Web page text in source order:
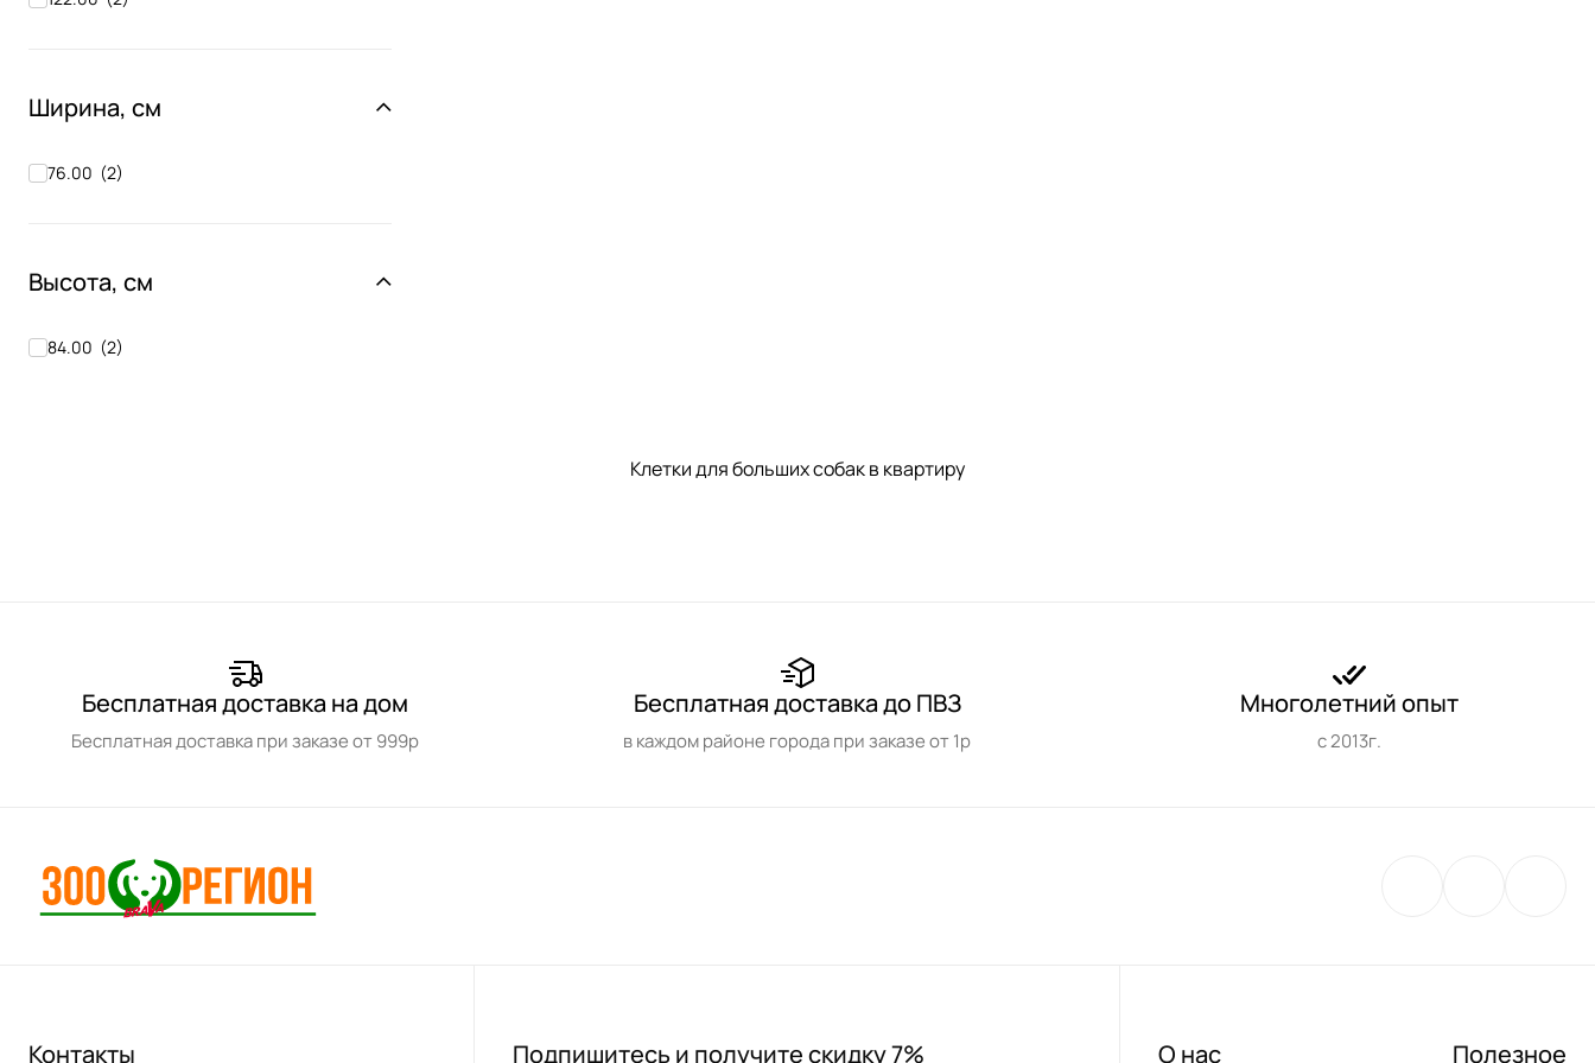
Ширина, см
76.00 (2)
Высота, см
84.00 (2)
Клетки для больших собак в квартиру
Бесплатная доставка на дом
Бесплатная доставка при заказе от 999р
Бесплатная доставка до ПВЗ
в каждом районе города при заказе от 1р
Многолетний опыт
с 2013г.
Контакты Подпишитесь и получите скидку 7% О нас Полезное